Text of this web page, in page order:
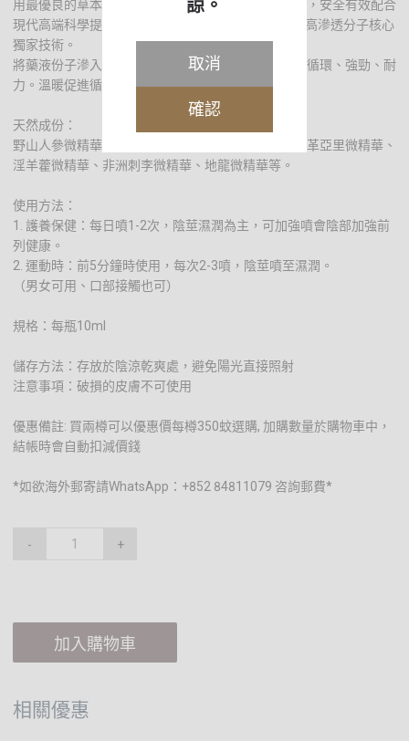
用最優良的草本原料，經大量臨床研究的純天然配方，安全有效配合
現代高端科學提取濃縮技術，精心製造而成。經AKK高滲透分子核心
獨家技術。
將藥液份子滲入海綿體及前列腺，抗菌、保養、活血循環、強勁、耐
力。溫暖促進循環。
天然成份：
野山人參微精華、野山黃芪微精華、瑪卡微精華、東革亞里微精華、
淫羊藿微精華、非洲刺李微精華、地龍微精華等。
使用方法：
1. 護養保健：每日噴1-2次，陰莖濕潤為主，可加強噴會陰部加強前
列健康。
2. 運動時：前5分鐘時使用，每次2-3噴，陰莖噴至濕潤。
（男女可用、口部接觸也可）
規格：每瓶10ml
儲存方法：存放於陰涼乾爽處，避免陽光直接照射
注意事項：破損的皮膚不可使用
優惠備註: 買兩樽可以優惠價每樽350蚊選購, 加購數量於購物車中，
結帳時會自動扣減價錢
*如欲海外郵寄請WhatsApp：+852 84811079 咨詢郵費*
- +
加入購物車
相關優惠
諒。
取消
確認